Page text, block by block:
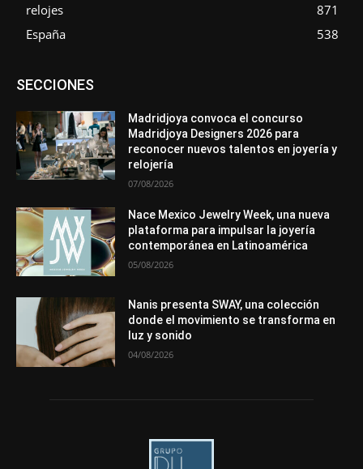
relojes
871
España
538
SECCIONESAsociaciones
Entrevistas
Mundo Técnico
Novedades Opiniones
Perspectiva
Premios
Secciones Sin categoría
Más
Madridjoya convoca el concurso
Madridjoya Designers 2026 para
reconocer nuevos talentos en joyería y
relojería
07/08/2026
Nace Mexico Jewelry Week, una nueva
plataforma para impulsar la joyería
contemporánea en Latinoamérica
05/08/2026
Nanis presenta SWAY, una colección
donde el movimiento se transforma en
luz y sonido
04/08/2026